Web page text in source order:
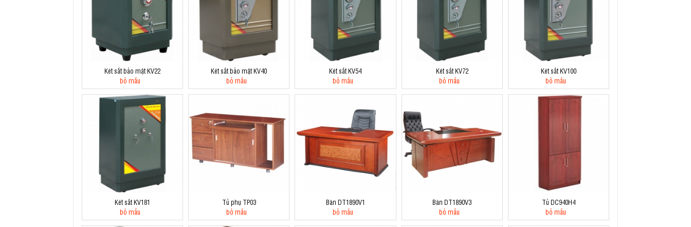
Két sắt bảo mật KV22
bỏ mẫu
Két sắt bảo mật KV40
bỏ mẫu
Két sắt KV54
bỏ mẫu
Két sắt KV72
bỏ mẫu
Két sắt KV100
bỏ mẫu
Két sắt KV181
bỏ mẫu
Tủ phụ TP03
bỏ mẫu
Bàn DT1890V1
bỏ mẫu
Bàn DT1890V3
bỏ mẫu
Tủ DC940H4
bỏ mẫu